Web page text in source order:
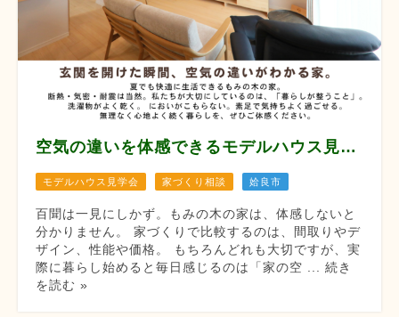
空気の違いを体感できるモデルハウス見学会 【8月12/13/14/22/23/29/30】
モデルハウス見学会 家づくり相談 姶良市
百聞は一見にしかず。もみの木の家は、体感しないと
分かりません。 家づくりで比較するのは、間取りやデ
ザイン、性能や価格。 もちろんどれも大切ですが、実
際に暮らし始めると毎日感じるのは「家の空 ... 続き
を読む »